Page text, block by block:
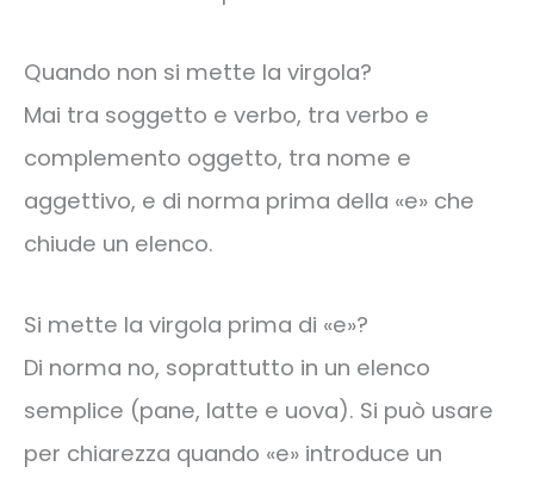
Quando non si mette la virgola?
Mai tra soggetto e verbo, tra verbo e
complemento oggetto, tra nome e
aggettivo, e di norma prima della «e» che
chiude un elenco.
Si mette la virgola prima di «e»?
Di norma no, soprattutto in un elenco
semplice (pane, latte e uova). Si può usare
per chiarezza quando «e» introduce un